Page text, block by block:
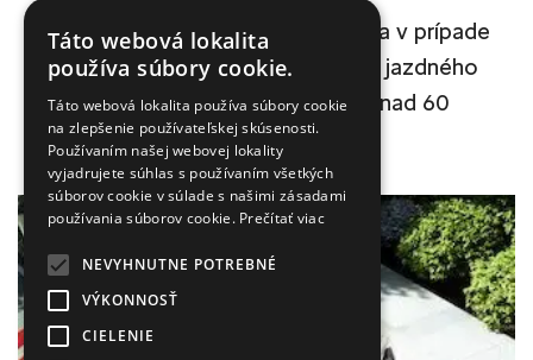
Systém hodnotí pozornosť vodiča v prípade
prejazdu zo svojho do susedného jazdného
pruhu. Funkcia sa spúšťa pri jazde nad 60
km/h.
Táto webová lokalita
používa súbory cookie.
Táto webová lokalita používa súbory cookie
na zlepšenie používateľskej skúsenosti.
Používaním našej webovej lokality
vyjadrujete súhlas s používaním všetkých
súborov cookie v súlade s našimi zásadami
používania súborov cookie. Prečítať viac
NEVYHNUTNE POTREBNÉ
VÝKONNOSŤ
CIELENIE